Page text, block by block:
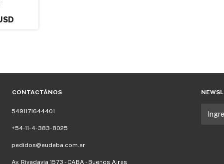
CONTACTÁNOS
5491171644401
+54-11-4-383-8025
pedidos@eudeba.com.ar
Av. Rivadavia 1573 - CABA - Buenos Aires